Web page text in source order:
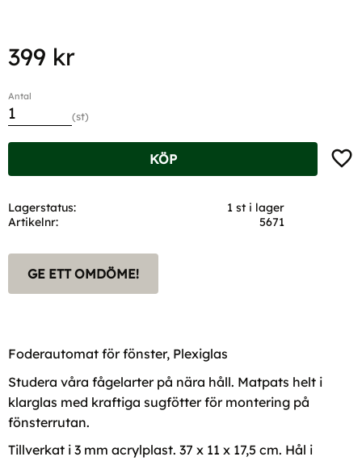
399 kr
Antal
st
KÖP
Lagerstatus
1 st i lager
Artikelnr
5671
GE ETT OMDÖME!
Foderautomat för fönster, Plexiglas
Studera våra fågelarter på nära håll. Matpats helt i
klarglas med kraftiga sugfötter för montering på
fönsterrutan.
Tillverkat i 3 mm acrylplast. 37 x 11 x 17,5 cm. Hål i